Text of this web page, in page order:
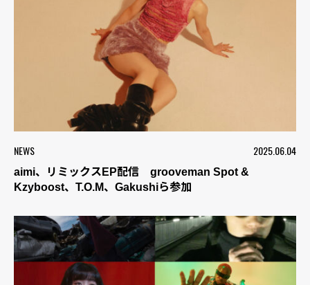
NEWS 2025.06.04
aimi、リミックスEP配信 grooveman Spot &
Kzyboost、T.O.M、Gakushiら参加